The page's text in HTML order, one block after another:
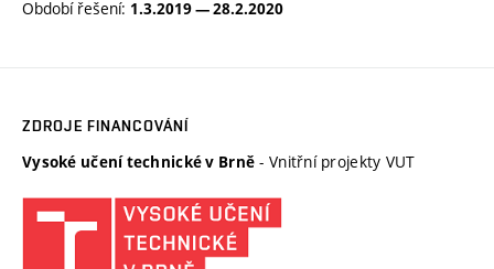
Období řešení: 1.3.2019 — 28.2.2020
ZDROJE FINANCOVÁNÍ
Vysoké učení technické v Brně - Vnitřní projekty VUT